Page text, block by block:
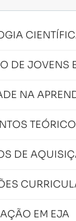
DE JOVENS
NA
DE
EM EJA